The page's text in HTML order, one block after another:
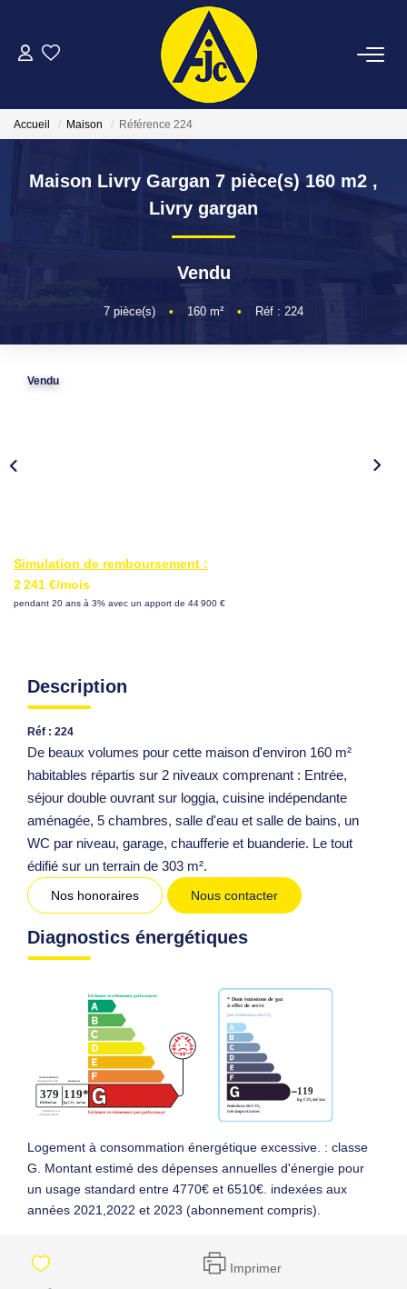
ACHETER
ESTIMER
NOTRE AGENCE
Accueil Maison Référence 224
Maison Livry Gargan 7 pièce(s) 160 m2 ,
Livry gargan
Vendu
7 pièce(s) • 160 m² • Réf : 224
Vendu
Simulation de remboursement :
2 241 €/mois
pendant 20 ans à 3% avec un apport de 44 900 €
Description
Réf : 224
De beaux volumes pour cette maison d'environ 160 m²
habitables répartis sur 2 niveaux comprenant : Entrée,
séjour double ouvrant sur loggia, cuisine indépendante
aménagée, 5 chambres, salle d'eau et salle de bains, un
WC par niveau, garage, chaufferie et buanderie. Le tout
édifié sur un terrain de 303 m².
Nos honoraires Nous contacter
Diagnostics énergétiques
Logement à consommation énergétique excessive. : classe
G. Montant estimé des dépenses annuelles d'énergie pour
un usage standard entre 4770€ et 6510€. indexées aux
années 2021,2022 et 2023 (abonnement compris).
Imprimer